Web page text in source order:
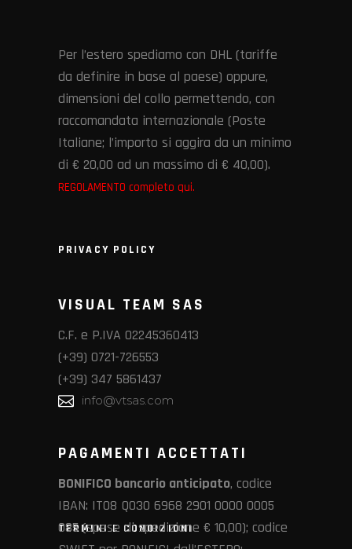
Per l’estero spediamo con DHL (tariffe
da definire in base al paese) oppure,
dimensioni del collo permettendo, con
raccomandata internazionale (Poste
Italiane; l’importo si aggira da un minimo
di € 20,00 ad un massimo di € 40,00).
REGOLAMENTO completo qui.
PRIVACY POLICY
VISUAL TEAM SAS
C.F. e P.IVA 02245360413
(+39) 0721-726553
(+39) 347 5861437
TERMINI E CONDIZIONI
info@vtsas.com
PAGAMENTI ACCETTATI
BONIFICO bancario anticipato, codice
IBAN: IT08 Q030 6968 2901 0000 0005
085 (spese di spedizione € 10,00); codice